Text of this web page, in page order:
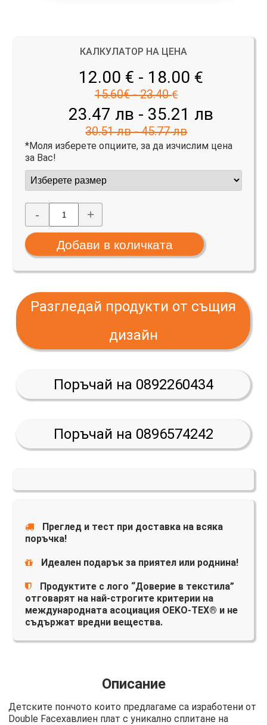
КАЛКУЛАТОР НА ЦЕНА
12.00 € - 18.00 €
15.60€ - 23.40 €
23.47 лв - 35.21 лв
30.51 лв - 45.77 лв
*Моля изберете опциите, за да изчислим цена
за Вас!
- +
Разгледай продукти от същия
дизайн
Поръчай на 0892260434
Поръчай на 0896574242
Преглед и тест при доставка на всяка
поръчка!
Идеален подарък за приятел или роднина!
Продуктите с лого “Доверие в текстила”
отговарят на най-строгите критерии на
международната асоциация OEKO-TEX® и не
съдържат вредни вещества.
Описание
Детските пончото които предлагаме са изработени от
Double Faceхавлиен плат с уникално сплитане на